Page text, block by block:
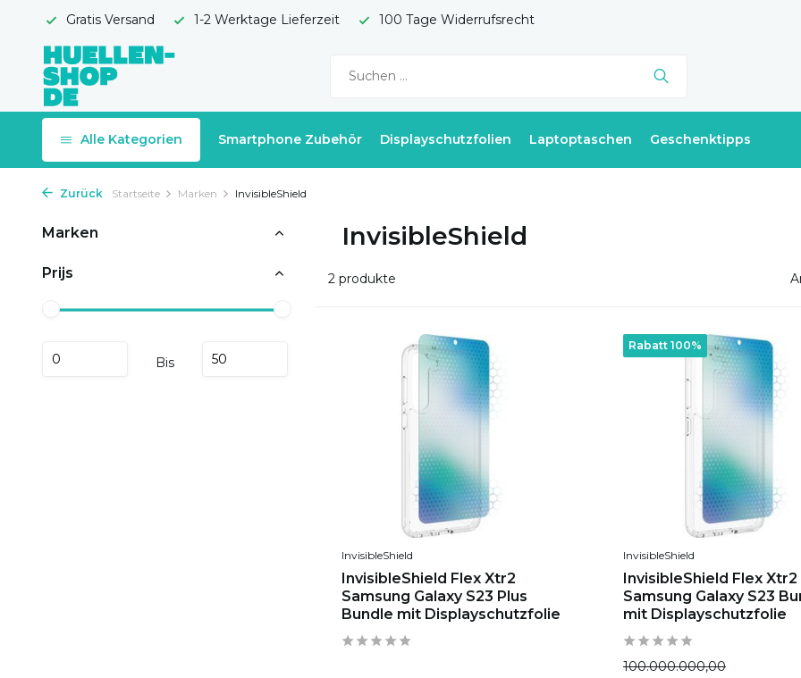
Gratis Versand 1-2 Werktage Lieferzeit 100 Tage Widerrufsrecht
Alle Kategorien Smartphone Zubehör Displayschutzfolien Laptoptaschen Geschenktipps
Zurück Startseite Marken InvisibleShield
Marken
Prijs
Bis
InvisibleShield
2 produkte
InvisibleShield
InvisibleShield Flex Xtr2
Samsung Galaxy S23 Plus
Bundle mit Displayschutzfolie
Rabatt 100%
InvisibleShield
InvisibleShield Flex Xtr2
Samsung Galaxy S23
mit Displayschutzfolie
100.000.000,00